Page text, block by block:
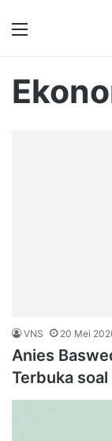
VNS 20 Mei
Anies
Terbuka